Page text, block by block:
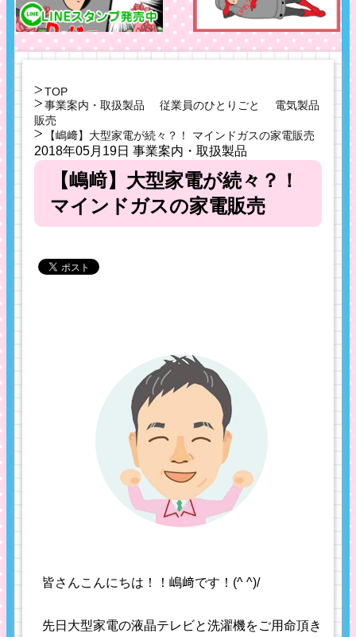
TOP
事業案内・取扱製品
従業員のひとりごと
電気製品
販売
【嶋﨑】大型家電が続々？！ マインドガスの家電販売
2018年05月19日 事業案内・取扱製品
【嶋﨑】大型家電が続々？！
マインドガスの家電販売
皆さんこんにちは！！嶋﨑です！(^ ^)/
先日大型家電の液晶テレビと洗濯機をご用命頂き